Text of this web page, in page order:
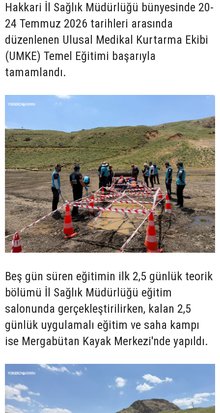
Hakkari İl Sağlık Müdürlüğü bünyesinde 20-
24 Temmuz 2026 tarihleri arasında
düzenlenen Ulusal Medikal Kurtarma Ekibi
(UMKE) Temel Eğitimi başarıyla
tamamlandı.
Beş gün süren eğitimin ilk 2,5 günlük teorik
bölümü İl Sağlık Müdürlüğü eğitim
salonunda gerçekleştirilirken, kalan 2,5
günlük uygulamalı eğitim ve saha kampı
ise Mergabütan Kayak Merkezi'nde yapıldı.